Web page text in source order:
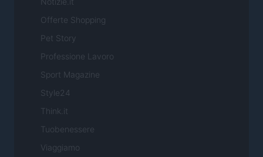
Offerte Shopping
Pet Story
Professione Lavoro
Sport Magazine
Style24
Think.it
Tuobenessere
Viaggiamo